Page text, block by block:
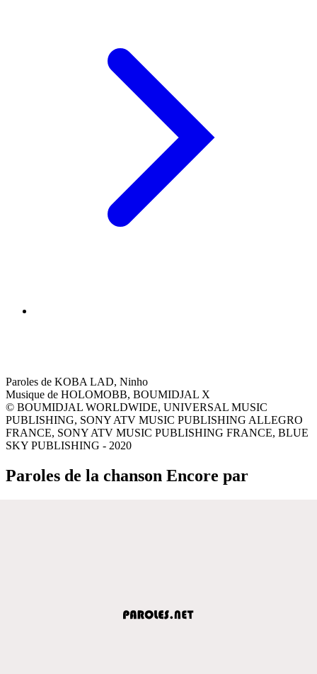
Paroles de KOBA LAD, Ninho
Musique de HOLOMOBB, BOUMIDJAL X
© BOUMIDJAL WORLDWIDE, UNIVERSAL MUSIC
PUBLISHING, SONY ATV MUSIC PUBLISHING ALLEGRO
FRANCE, SONY ATV MUSIC PUBLISHING FRANCE, BLUE
SKY PUBLISHING - 2020
Paroles de la chanson Encore par